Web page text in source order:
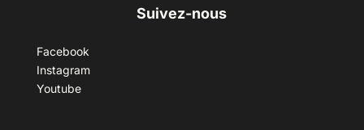
Suivez-nous
Facebook
Instagram
Youtube